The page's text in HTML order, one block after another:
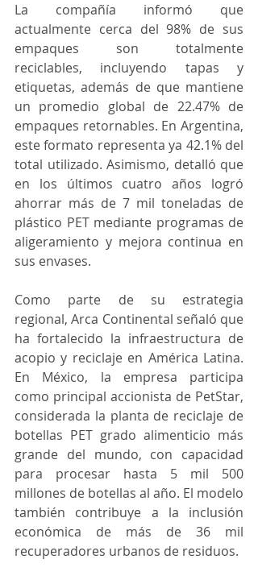
La compañía informó que
actualmente cerca del 98% de sus
empaques son totalmente
reciclables, incluyendo tapas y
etiquetas, además de que mantiene
un promedio global de 22.47% de
empaques retornables. En Argentina,
este formato representa ya 42.1% del
total utilizado. Asimismo, detalló que
en los últimos cuatro años logró
ahorrar más de 7 mil toneladas de
plástico PET mediante programas de
aligeramiento y mejora continua en
sus envases.
Como parte de su estrategia
regional, Arca Continental señaló que
ha fortalecido la infraestructura de
acopio y reciclaje en América Latina.
En México, la empresa participa
como principal accionista de PetStar,
considerada la planta de reciclaje de
botellas PET grado alimenticio más
grande del mundo, con capacidad
para procesar hasta 5 mil 500
millones de botellas al año. El modelo
también contribuye a la inclusión
económica de más de 36 mil
recuperadores urbanos de residuos.